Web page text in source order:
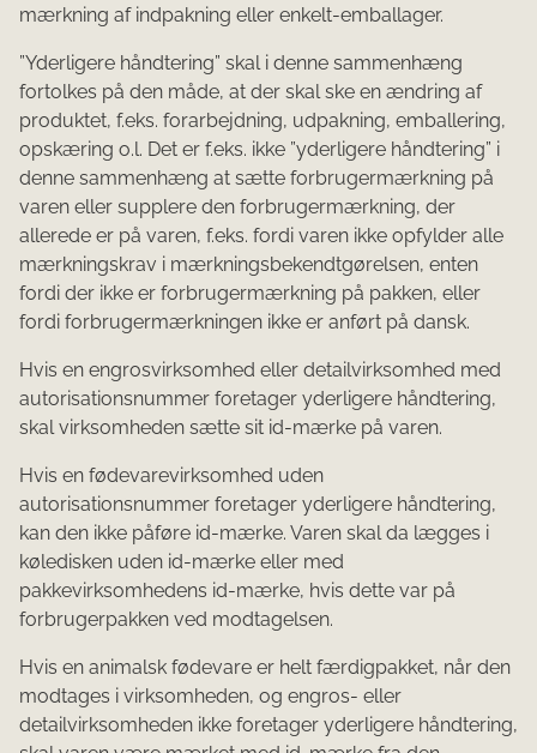
mærkning af indpakning eller enkelt-emballager.
”Yderligere håndtering” skal i denne sammenhæng
fortolkes på den måde, at der skal ske en ændring af
produktet, f.eks. forarbejdning, udpakning, emballering,
opskæring o.l. Det er f.eks. ikke ”yderligere håndtering” i
denne sammenhæng at sætte forbrugermærkning på
varen eller supplere den forbrugermærkning, der
allerede er på varen, f.eks. fordi varen ikke opfylder alle
mærkningskrav i mærkningsbekendtgørelsen, enten
fordi der ikke er forbrugermærkning på pakken, eller
fordi forbrugermærkningen ikke er anført på dansk.
Hvis en engrosvirksomhed eller detailvirksomhed med
autorisationsnummer foretager yderligere håndtering,
skal virksomheden sætte sit id-mærke på varen.
Hvis en fødevarevirksomhed uden
autorisationsnummer foretager yderligere håndtering,
kan den ikke påføre id-mærke. Varen skal da lægges i
køledisken uden id-mærke eller med
pakkevirksomhedens id-mærke, hvis dette var på
forbrugerpakken ved modtagelsen.
Hvis en animalsk fødevare er helt færdigpakket, når den
modtages i virksomheden, og engros- eller
detailvirksomheden ikke foretager yderligere håndtering,